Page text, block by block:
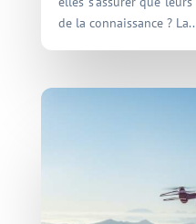
de la connaissance ?